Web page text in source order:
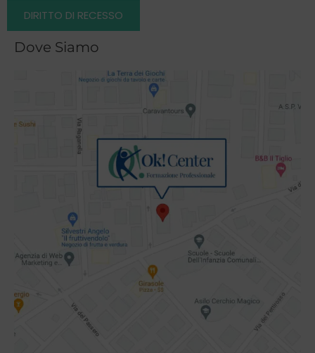
DIRITTO DI RECESSO
Dove Siamo